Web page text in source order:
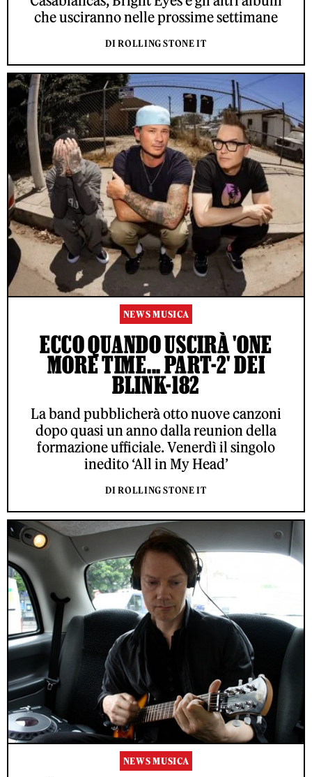
che usciranno nelle prossime settimane
DI ROLLING STONE IT
NEWS MUSICA
ECCO QUANDO USCIRÀ 'ONE
MORE TIME... PART-2' DEI
BLINK-182
La band pubblicherà otto nuove canzoni
dopo quasi un anno dalla reunion della
formazione ufficiale. Venerdì il singolo
inedito ‘All in My Head’
DI ROLLING STONE IT
NEWS MUSICA